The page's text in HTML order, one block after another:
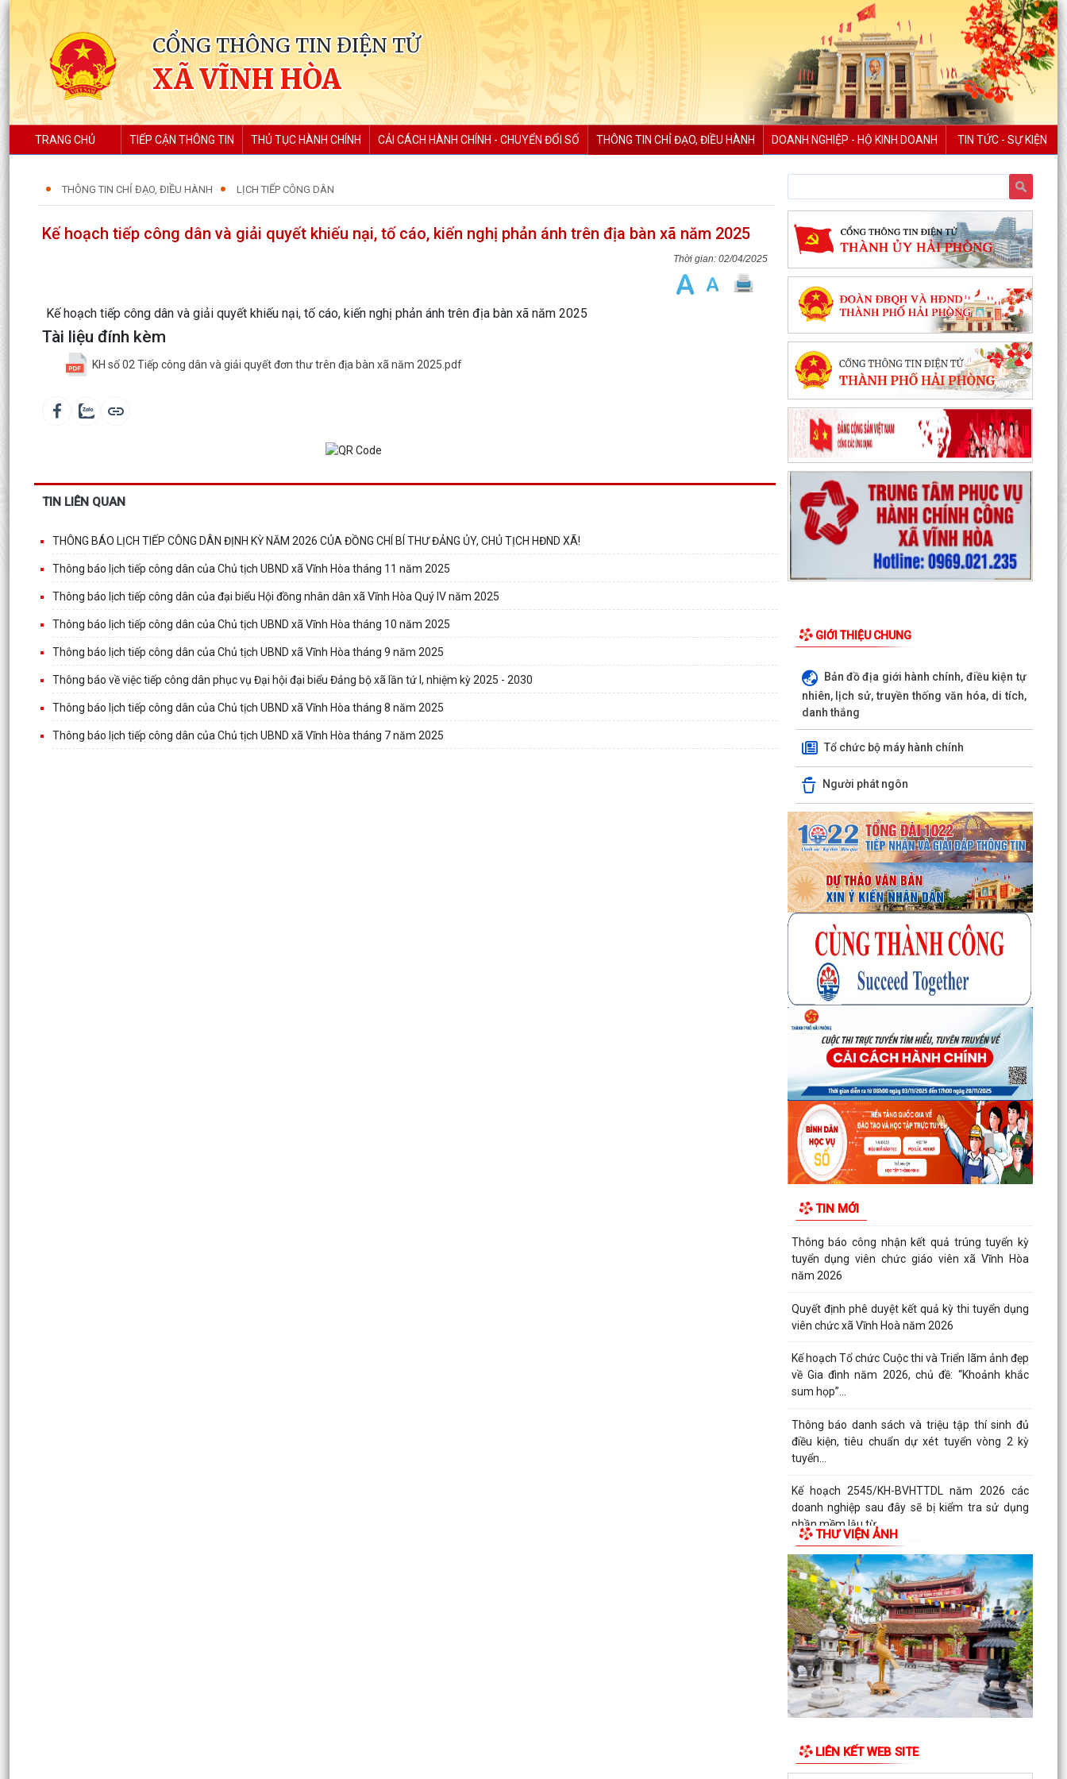
CỔNG THÔNG TIN ĐIỆN TỬ
XÃ VĨNH HÒA
TRANG CHỦ TIẾP CẬN THÔNG TIN THỦ TỤC HÀNH CHÍNH CẢI CÁCH HÀNH CHÍNH - CHUYỂN ĐỔI SỐ THÔNG TIN CHỈ ĐẠO, ĐIỀU HÀNH DOANH NGHIỆP - HỘ KINH DOANH TIN TỨC - SỰ KIỆN
THÔNG TIN CHỈ ĐẠO, ĐIỀU HÀNH LỊCH TIẾP CÔNG DÂN
Kế hoạch tiếp công dân và giải quyết khiếu nại, tố cáo, kiến nghị phản ánh trên địa bàn xã năm 2025
02/04/2025
Kế hoạch tiếp công dân và giải quyết khiếu nại, tố cáo, kiến nghị phản ánh trên địa bàn xã năm 2025
Tài liệu đính kèm
KH số 02 Tiếp công dân và giải quyết đơn thư trên địa bàn xã năm 2025.pdf
TIN LIÊN QUAN
THÔNG BÁO LỊCH TIẾP CÔNG DÂN ĐỊNH KỲ NĂM 2026 CỦA ĐỒNG CHÍ BÍ THƯ ĐẢNG ỦY, CHỦ TỊCH HĐND XÃ!
Thông báo lịch tiếp công dân của Chủ tịch UBND xã Vĩnh Hòa tháng 11 năm 2025
Thông báo lịch tiếp công dân của đại biểu Hội đồng nhân dân xã Vĩnh Hòa Quý IV năm 2025
Thông báo lịch tiếp công dân của Chủ tịch UBND xã Vĩnh Hòa tháng 10 năm 2025
Thông báo lịch tiếp công dân của Chủ tịch UBND xã Vĩnh Hòa tháng 9 năm 2025
Thông báo về việc tiếp công dân phục vụ Đại hội đại biểu Đảng bộ xã lần tứ I, nhiệm kỳ 2025 - 2030
Thông báo lịch tiếp công dân của Chủ tịch UBND xã Vĩnh Hòa tháng 8 năm 2025
Thông báo lịch tiếp công dân của Chủ tịch UBND xã Vĩnh Hòa tháng 7 năm 2025
GIỚI THIỆU CHUNG
Bản đồ địa giới hành chính, điều kiện tự
nhiên, lịch sử, truyền thống văn hóa, di tích,
danh thắng
Tổ chức bộ máy hành chính
Người phát ngôn
TIN MỚI
Quyết định số 3091/QĐ-UBND ngày 05/8/2026
của UBND thành phố Về việc công bố thủ tục
hành chính ban...
Quyết định số 3095/QĐ-UBND ngày 05/8/2026
của UBND thành phố Về việc công bố danh mục
thủ tục hành...
Quyết định công bố Người phát ngôn xã Vĩnh
Hoà
Thông báo đấu giá Quyền sử dụng đất tại thôn
Xuân Hùng ( cũ), xã Vĩnh Hòa, thành phố Hải
Phòng.
TƯ KINH DOANH
Thông báo công nhận kết quả trúng tuyển kỳ
tuyển dụng viên chức giáo viên xã Vĩnh Hòa
năm 2026
Quyết định phê duyệt kết quả kỳ thi tuyển dụng
viên chức xã Vĩnh Hoà năm 2026
Kế hoạch Tổ chức Cuộc thi và Triển lãm ảnh đẹp
về Gia đình năm 2026, chủ đề: “Khoảnh khắc
sum họp”...
Thông báo danh sách và triệu tập thí sinh đủ
điều kiện, tiêu chuẩn dự xét tuyển vòng 2 kỳ
tuyển...
Kế hoạch 2545/KH-BVHTTDL năm 2026 các
doanh nghiệp sau đây sẽ bị kiểm tra sử dụng
phần mềm lậu từ...
CHÍNH SÁCH THUẾ ĐỐI VỚI HỘ KINH DOANH
XỬ PHẠT HÀNH CHÍNH TRONG LĨNH VỰC LƯU
TRỮ
5 điều hộ kinh doanh có doanh thu dưới 1 tỷ
đồng cần lưu ý theo quy định mới
Thông báo về việc nâng lương trước hạn đối với
cán bộ
OLYMPIC VÌ SỨC KHỎE TOÀN DÂN NĂM 2026
THƯ VIỆN ẢNH
LIÊN KẾT WEB SITE